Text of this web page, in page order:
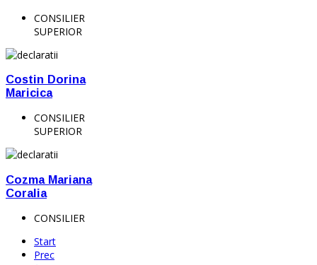
CONSILIER
SUPERIOR
Costin Dorina
Maricica
CONSILIER
SUPERIOR
Cozma Mariana
Coralia
CONSILIER
Start
Prec